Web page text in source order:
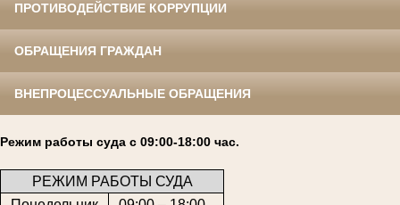
ПРОТИВОДЕЙСТВИЕ КОРРУПЦИИ
ОБРАЩЕНИЯ ГРАЖДАН
ВНЕПРОЦЕССУАЛЬНЫЕ ОБРАЩЕНИЯ
Режим работы суда с 09:00-18:00 час.
РЕЖИМ РАБОТЫ СУДА